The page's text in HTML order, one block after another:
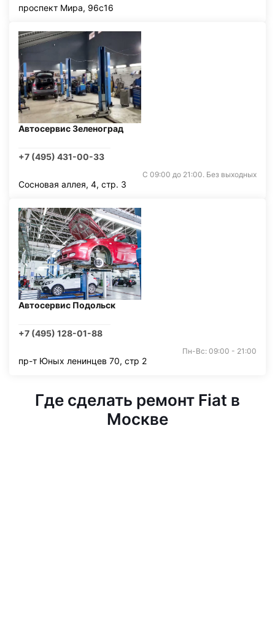
проспект Мира, 96с16
Автосервис Зеленоград
+7 (495) 431-00-33
С 09:00 до 21:00. Без выходных
Сосновая аллея, 4, стр. 3
Автосервис Подольск
+7 (495) 128-01-88
Пн-Вс: 09:00 - 21:00
пр-т Юных ленинцев 70, стр 2
Где сделать ремонт Fiat в
Москве